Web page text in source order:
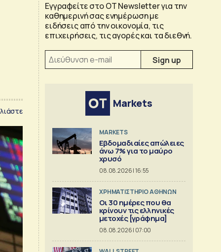
Εγγραφείτε στο OT Newsletter για την
καθημερινή σας ενημέρωση με
ειδήσεις από την οικονομία, τις
επιχειρήσεις, τις αγορές και τα διεθνή.
Markets
MARKETS
Εβδομαδιαίες απώλειες
άνω 7% για το μαύρο
χρυσό
08.08.2026 | 16:55
XΡΗΜΑΤΙΣΤΗΡΙΟ ΑΘΗΝΩΝ
Οι 30 ημέρες που θα
κρίνουν τις ελληνικές
μετοχές [γράφημα]
08.08.2026 | 07:00